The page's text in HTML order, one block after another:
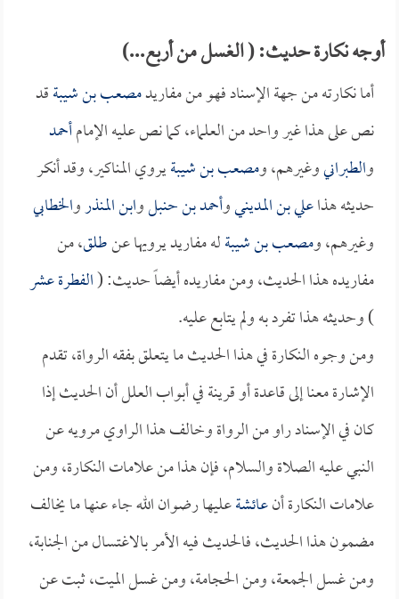
أوجه نكارة حديث: ( الغسل من أربع...)
أما نكارته من جهة الإسناد فهو من مفاريدمصعب بن شيبةقد
نص على هذا غير واحد من العلماء، كما نص عليه الإمامأحمد
والطبرانيوغيرهم، ومصعب بن شيبةيروي المناكير، وقد أنكر
حديثه هذاعلي بن المدينيوأحمد بن حنبلوابن المنذروالخطابي
وغيرهم، ومصعب بن شيبةله مفاريد يرويها عنطلق، من
مفاريده هذا الحديث، ومن مفاريده أيضاً حديث: (الفطرة عشر
) وحديثه هذا تفرد به ولم يتابع عليه.
ومن وجوه النكارة في هذا الحديث ما يتعلق بفقه الرواة، تقدم
الإشارة معنا إلى قاعدة أو قرينة في أبواب العلل أن الحديث إذا
كان في الإسناد راو من الرواة وخالف هذا الراوي مرويه عن
النبي عليه الصلاة والسلام، فإن هذا من علامات النكارة، ومن
علامات النكارة أنعائشةعليها رضوان الله جاء عنها ما يخالف
مضمون هذا الحديث، فالحديث فيه الأمر بالاغتسال من الجنابة،
ومن غسل الجمعة، ومن الحجامة، ومن غسل الميت، ثبت عن